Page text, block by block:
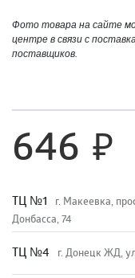
Фото товара на сайте
центре в связи с
поставщиков.
646
TЦ №1
г. Макеевка,
Донбасса, 74
TЦ №4 г. Донецк ЖД,